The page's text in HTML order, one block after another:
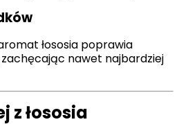
łososia poprawia
nawet najbardziej
z łososia